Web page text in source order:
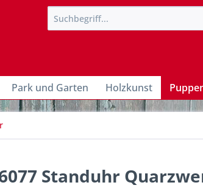
Park und Garten Holzkunst
Standuhr